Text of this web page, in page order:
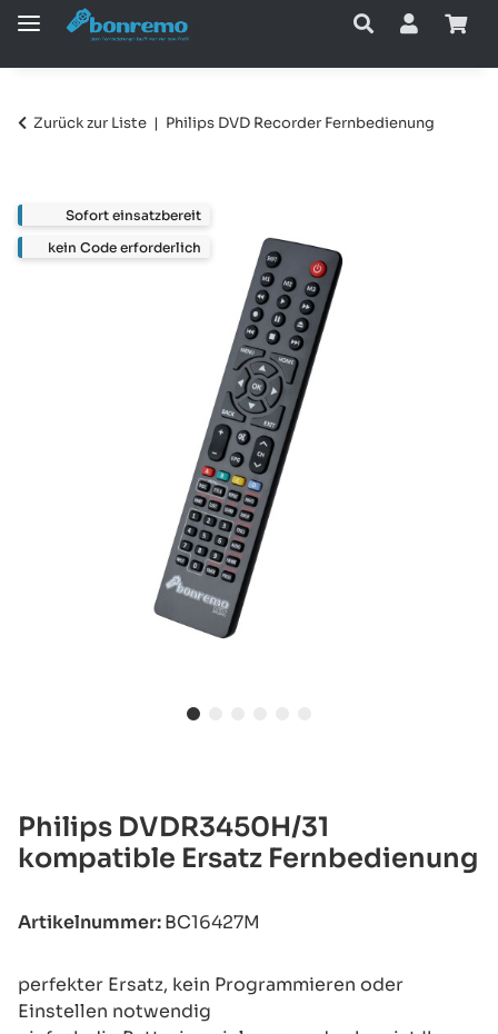
Zurück zur Liste Philips DVD Recorder Fernbedienung
Philips DVDR3450H/31
kompatible Ersatz Fernbedienung
Artikelnummer:BC16427M
perfekter Ersatz, kein Programmieren oder
Einstellen notwendig